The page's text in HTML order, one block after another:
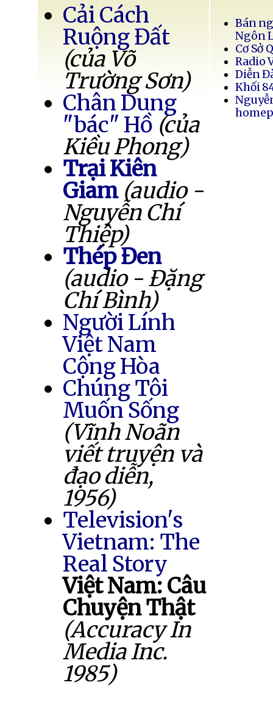
Cải Cách
Ruộng Đất
(của Võ
Trường Sơn)
Chân Dung
"bác" Hồ (của
Kiều Phong)
Trại Kiên
Giam (audio -
Nguyễn Chí
Thiệp)
Thép Đen
(audio - Đặng
Chí Bình)
Người Lính
Việt Nam
Cộng Hòa
Chúng Tôi
Muốn Sống
(Vĩnh Noãn
viết truyện và
đạo diễn,
1956)
Television's
Vietnam: The
Real Story
Việt Nam: Câu
Chuyện Thật
(Accuracy In
Media Inc.
1985)
Bán
Ngôn
Cơ Sở
Radio
Diễn
Khối